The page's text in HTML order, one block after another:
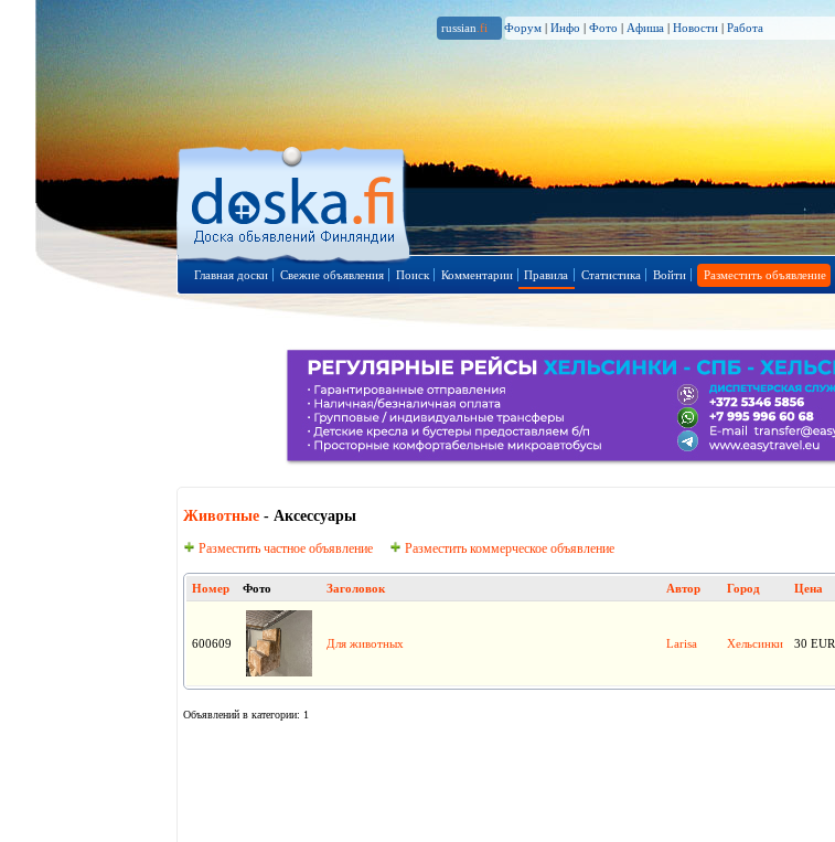
russian .fi Форум | Инфо | Фото | Афиша | Новости | Работа
Главная доски Свежие объявления Поиск Комментарии Правила Статистика Войти Разместить объявление
Животные- Аксессуары
Разместить частное объявление Разместить коммерческое объявление
Номер Фото Заголовок Автор Город Цена
600609 Для животных Larisa Хельсинки 30 EUR
Объявлений в категории: 1